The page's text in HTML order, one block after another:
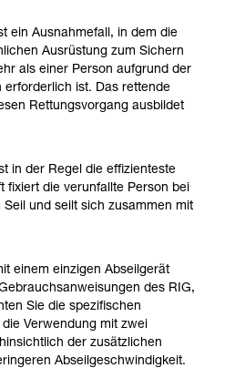
Zusatzinformationen
müssen Sie zuerst die in
enthaltenen
verstanden haben.
dieser Techniken setzt eine
und ein spezielles
in der Lage sind, den
zu wiederholen, bevor
durchführen.
ein Ausnahmefall, in dem die
Ausrüstung zum Sichern
als einer Person aufgrund der
erforderlich ist. Das rettende
Rettungsvorgang ausbildet
in der Regel die effizienteste
fixiert die verunfallte Person bei
und seilt sich zusammen mit
einem einzigen Abseilgerät
des RIG,
Sie die spezifischen
Verwendung mit zwei
der zusätzlichen
Abseilgeschwindigkeit.